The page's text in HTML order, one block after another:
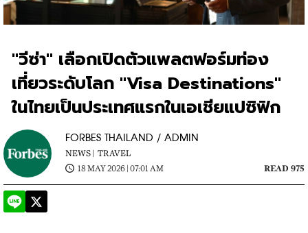
"วีซ่า" เลือกเปิดตัวแพลตฟอร์มท่อง
เที่ยวระดับโลก "Visa Destinations"
ในไทยเป็นประเทศแรกในเอเชียแปซิฟิก
FORBES THAILAND / ADMIN
NEWS | TRAVEL
18 MAY 2026 | 07:01 AM
READ 975